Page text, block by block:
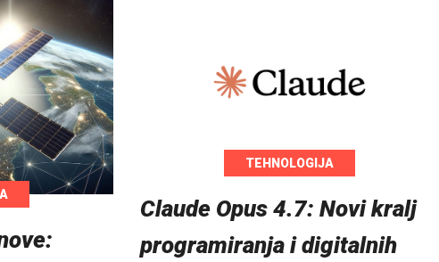
TEHNOLOGIJA
Claude Opus 4.7: Novi kralj
programiranja i digitalnih